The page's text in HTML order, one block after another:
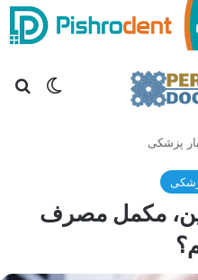
تغییر
پزشکی
مکمل مصرف